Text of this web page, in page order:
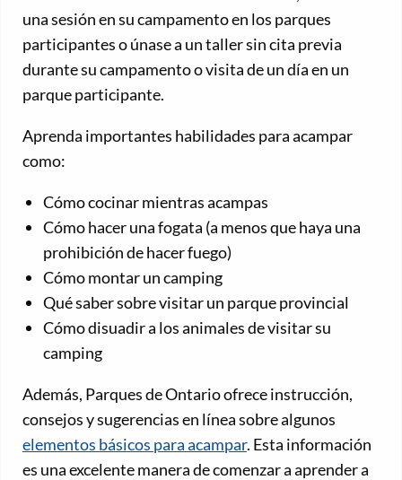
una sesión en su campamento en los parques
participantes o únase a un taller sin cita previa
durante su campamento o visita de un día en un
parque participante.
Aprenda importantes habilidades para acampar
como:
Cómo cocinar mientras acampas
Cómo hacer una fogata (a menos que haya una
prohibición de hacer fuego)
Cómo montar un camping
Qué saber sobre visitar un parque provincial
Cómo disuadir a los animales de visitar su
camping
Además, Parques de Ontario ofrece instrucción,
consejos y sugerencias en línea sobre algunos
elementos básicos para acampar. Esta información
es una excelente manera de comenzar a aprender a